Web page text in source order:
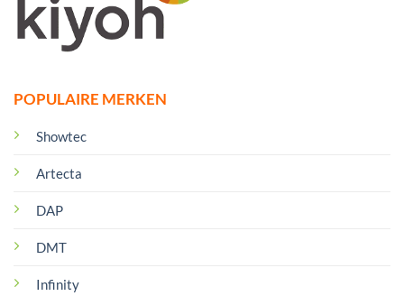
POPULAIRE MERKEN
Showtec
Artecta
DAP
DMT
Infinity